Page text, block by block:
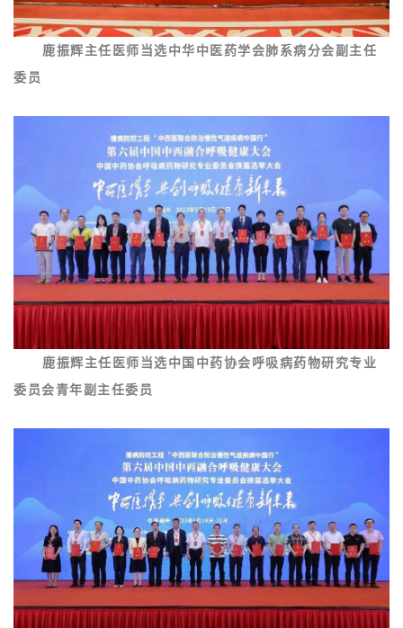
鹿振辉主任医师当选中华中医药学会肺系病分会副主任
委员
鹿振辉主任医师当选中国中药协会呼吸病药物研究专业
委员会青年副主任委员